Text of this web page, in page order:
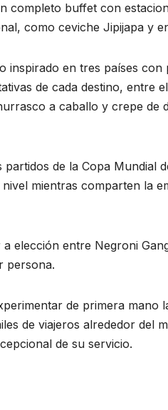
completo buffet con
como ceviche Jipijapa y
inspirado en tres países
de cada destino, entre
a caballo y crepe de
de la Copa Mundial
mientras comparten la
elección entre Negroni
persona.
de primera mano
de viajeros alrededor del
de su servicio.